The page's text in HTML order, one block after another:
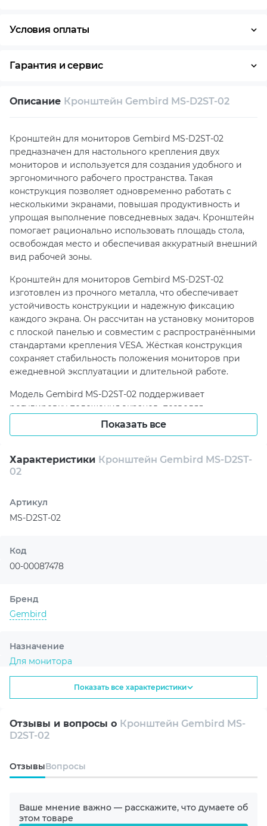
Условия оплаты
Гарантия и сервис
Собственный сервисный центр
Описание Кронштейн Gembird MS-D2ST-02
Кронштейн для мониторов Gembird MS-D2ST-02
предназначен для настольного крепления двух
мониторов и используется для создания удобного и
эргономичного рабочего пространства. Такая
конструкция позволяет одновременно работать с
несколькими экранами, повышая продуктивность и
упрощая выполнение повседневных задач. Кронштейн
помогает рационально использовать площадь стола,
освобождая место и обеспечивая аккуратный внешний
вид рабочей зоны.
Кронштейн для мониторов Gembird MS-D2ST-02
изготовлен из прочного металла, что обеспечивает
устойчивость конструкции и надежную фиксацию
каждого экрана. Он рассчитан на установку мониторов
с плоской панелью и совместим с распространёнными
стандартами крепления VESA. Жёсткая конструкция
сохраняет стабильность положения мониторов при
ежедневной эксплуатации и длительной работе.
Модель Gembird MS-D2ST-02 поддерживает
регулировку положения экранов, позволяя
настраивать их высоту, угол наклона и поворот в
зависимости от индивидуальных потребностей
снижению нагрузки на шею и глаза, обеспечивая
более комфортные условия для работы, учёбы или
Кронштейн для мониторов Gembird MS-D2ST-02
выполнен в лаконичном и универсальном дизайне,
домашнего кабинета. После установки конструкция
выглядит аккуратно и не перегружает пространство,
Показать все
Характеристики Кронштейн Gembird MS-D2ST-
02
Артикул
MS-D2ST-02
Код
00-00087478
Бренд
Gembird
Назначение
Для монитора
Угол вращения
Количество мониторов
≤ 32"
Показать все характеристики
Отзывы и вопросы о Кронштейн Gembird MS-
D2ST-02
OтзывыВопросы
Ваше мнение важно — расскажите, что думаете об
этом товаре